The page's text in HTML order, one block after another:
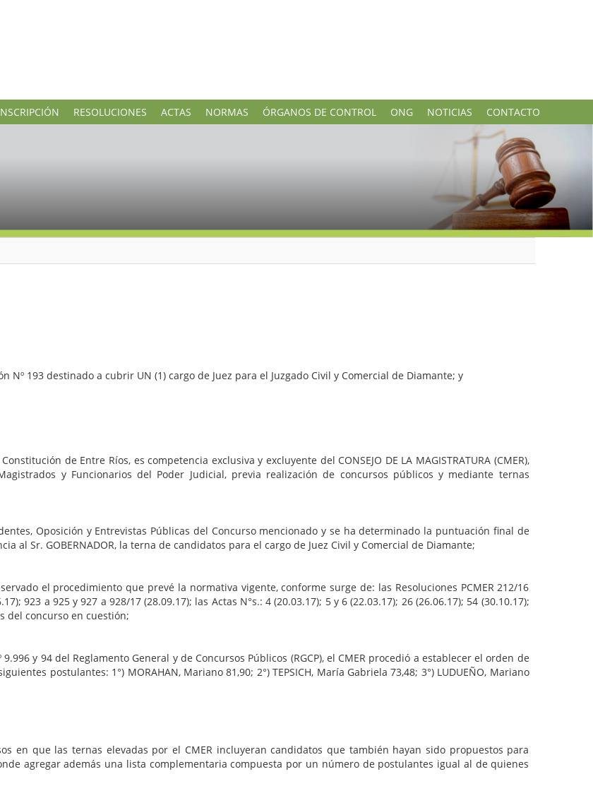
RESOLUCIONES ACTAS NORMAS ÓRGANOS DE CONTROL ONG NOTICIAS CONTACTO
destinado a cubrir UN (1) cargo de Juez para el Juzgado Civil y Comercial de Diamante; y
Entre Ríos, es competencia exclusiva y excluyente del CONSEJO DE LA MAGISTRATURA (CMER),
y Funcionarios del Poder Judicial, previa realización de concursos públicos y mediante ternas
y Entrevistas Públicas del Concurso mencionado y se ha determinado la puntuación final de
al Sr. GOBERNADOR, la terna de candidatos para el cargo de Juez Civil y Comercial de Diamante;
que prevé la normativa vigente, conforme surge de: las Resoluciones PCMER 212/16
923 a 925 y 927 a 928/17 (28.09.17); las Actas N°s.: 4 (20.03.17); 5 y 6 (22.03.17); 26 (26.06.17); 54 (30.10.17);
del concurso en cuestión;
del Reglamento General y de Concursos Públicos (RGCP), el CMER procedió a establecer el orden de
postulantes: 1°) MORAHAN, Mariano 81,90; 2°) TEPSICH, María Gabriela 73,48; 3°) LUDUEÑO, Mariano
en que las ternas elevadas por el CMER incluyeran candidatos que también hayan sido propuestos para
agregar además una lista complementaria compuesta por un número de postulantes igual al de quienes